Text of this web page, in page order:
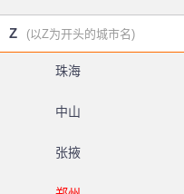
Z (以Z为开头的城市名)
珠海
中山
张掖